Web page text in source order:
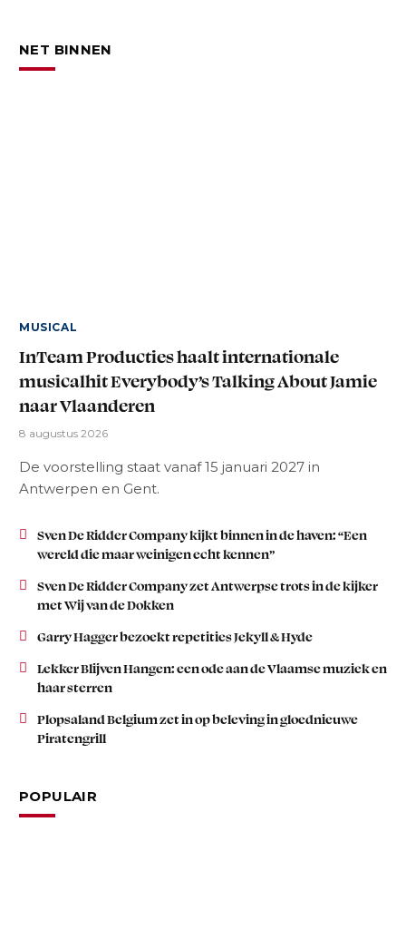
NET BINNEN
MUSICAL
InTeam Producties haalt internationale
musicalhit Everybody’s Talking About Jamie
naar Vlaanderen
8 augustus 2026
De voorstelling staat vanaf 15 januari 2027 in
Antwerpen en Gent.
Sven De Ridder Company kijkt binnen in de haven: “Een
wereld die maar weinigen echt kennen”
Sven De Ridder Company zet Antwerpse trots in de kijker
met Wij van de Dokken
Garry Hagger bezoekt repetities Jekyll & Hyde
Lekker Blijven Hangen: een ode aan de Vlaamse muziek en
haar sterren
Plopsaland Belgium zet in op beleving in gloednieuwe
Piratengrill
POPULAIR